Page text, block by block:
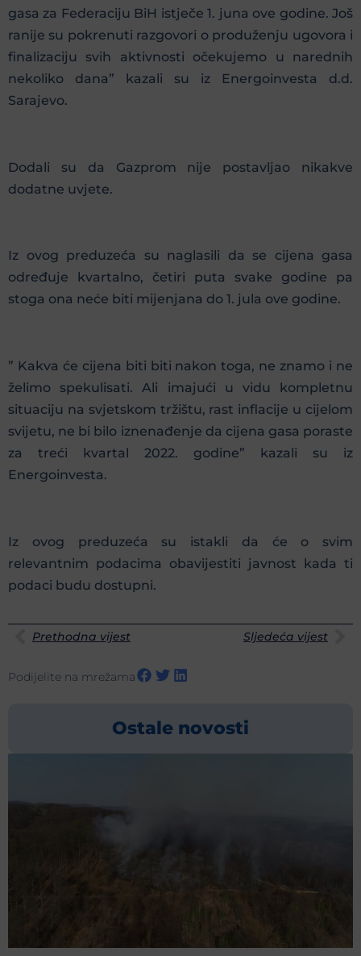
gasa za Federaciju BiH istječe 1. juna ove godine. Još
ranije su pokrenuti razgovori o produženju ugovora i
finalizaciju svih aktivnosti očekujemo u narednih
nekoliko dana” kazali su iz Energoinvesta d.d.
Sarajevo.
Dodali su da Gazprom nije postavljao nikakve
dodatne uvjete.
Iz ovog preduzeća su naglasili da se cijena gasa
određuje kvartalno, četiri puta svake godine pa
stoga ona neće biti mijenjana do 1. jula ove godine.
” Kakva će cijena biti biti nakon toga, ne znamo i ne
želimo spekulisati. Ali imajući u vidu kompletnu
situaciju na svjetskom tržištu, rast inflacije u cijelom
svijetu, ne bi bilo iznenađenje da cijena gasa poraste
za treći kvartal 2022. godine” kazali su iz
Energoinvesta.
Iz ovog preduzeća su istakli da će o svim
relevantnim podacima obavijestiti javnost kada ti
podaci budu dostupni.
Prethodna vijest Sljedeća vijest
Podijelite na mrežama
Ostale novosti